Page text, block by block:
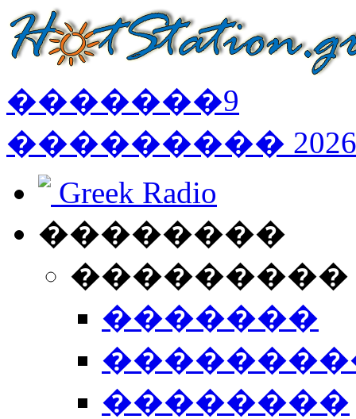
�������9
��������� 2026
Greek Radio
��������
�������
��������